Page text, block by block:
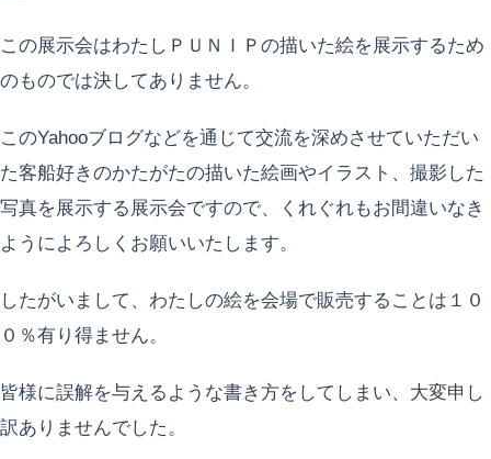
この展示会はわたしＰＵＮＩＰの描いた絵を展示するため
のものでは決してありません。
このYahooブログなどを通じて交流を深めさせていただい
た客船好きのかたがたの描いた絵画やイラスト、撮影した
写真を展示する展示会ですので、くれぐれもお間違いなき
ようによろしくお願いいたします。
したがいまして、わたしの絵を会場で販売することは１０
０％有り得ません。
皆様に誤解を与えるような書き方をしてしまい、大変申し
訳ありませんでした。